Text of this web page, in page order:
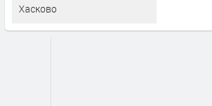
Хасково